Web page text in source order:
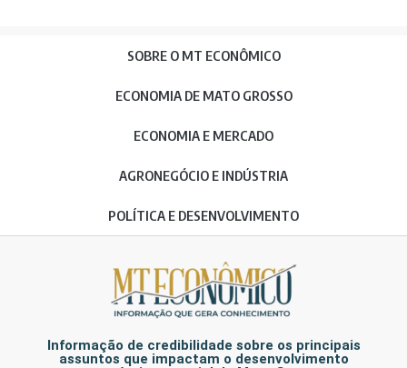
SOBRE O MT ECONÔMICO
ECONOMIA DE MATO GROSSO
ECONOMIA E MERCADO
AGRONEGÓCIO E INDÚSTRIA
POLÍTICA E DESENVOLVIMENTO
Informação de credibilidade sobre os principais
assuntos que impactam o desenvolvimento